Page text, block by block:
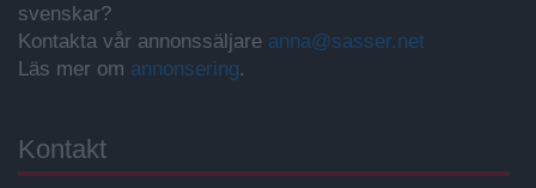
svenskar?
Kontakta vår annonssäljare anna@sasser.net
Läs mer om annonsering.
Kontakt